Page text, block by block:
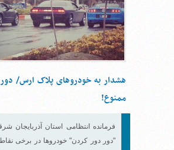
هشدار به خودروهای پلاک ارس/
ممنوع!
فرمانده انتظامی استان
"دور دور کردن" خودروها در برخی